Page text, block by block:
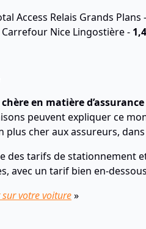
Access Relais Grands Plans -
Nice Lingostière -
en matière
peuvent expliquer ce
cher aux assureurs,
des tarifs de stationnement
avec un tarif bien en-
votre voiture»